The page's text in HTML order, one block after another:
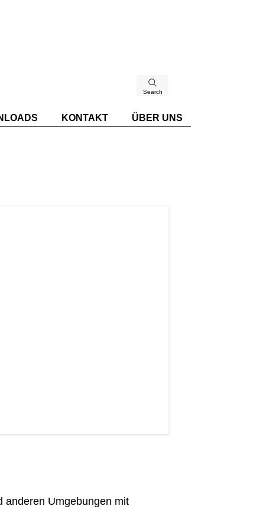
Search
KONTAKT ÜBER UNS
anderen Umgebungen mit